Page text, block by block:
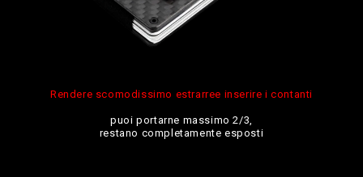
Rendere scomodissimo estrarree inserire i contanti
puoi portarne massimo 2/3,
restano completamente esposti